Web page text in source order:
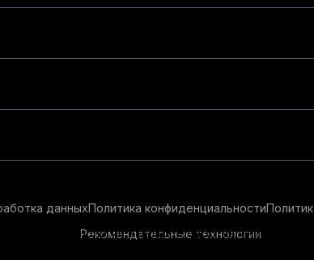
данныхПолитика конфиденциальности
Рекомендательные технологии
технологии в целях предоставления вам